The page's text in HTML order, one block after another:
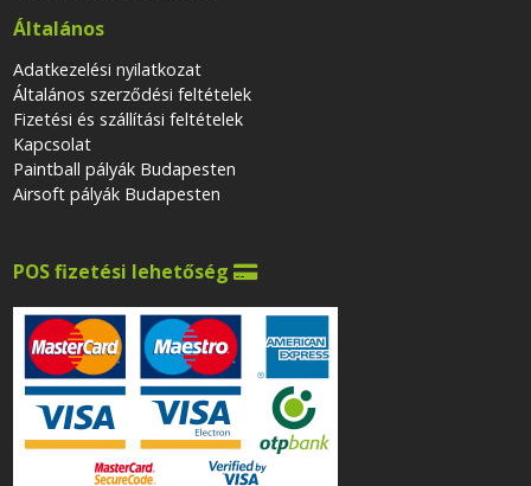
Általános
Adatkezelési nyilatkozat
Általános szerződési feltételek
Fizetési és szállítási feltételek
Kapcsolat
Paintball pályák Budapesten
Airsoft pályák Budapesten
POS fizetési lehetőség 